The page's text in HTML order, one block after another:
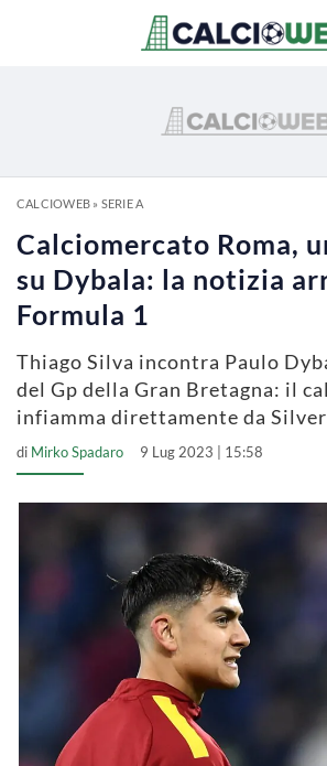
CALCIOWEB» SERIE A
Calciomercato Roma,
su Dybala: la notizia
Formula 1
Thiago Silva incontra Paulo
del Gp della Gran Bretagna: il
infiamma direttamente da
di Mirko Spadaro 9 Lug 2023 | 15:58